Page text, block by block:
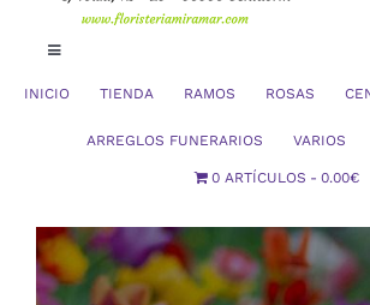
Toggle
Checkout
INICIO TIENDA RAMOS ROSAS
ARREGLOS FUNERARIOS VARIOS
0 ARTÍCULOS 0.00€